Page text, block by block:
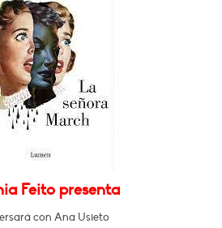
Feito presenta
con Ana Usieto